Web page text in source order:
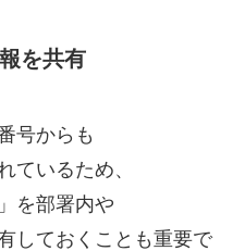
を共有
号からも
ているため、
を部署内や
しておくことも重要で